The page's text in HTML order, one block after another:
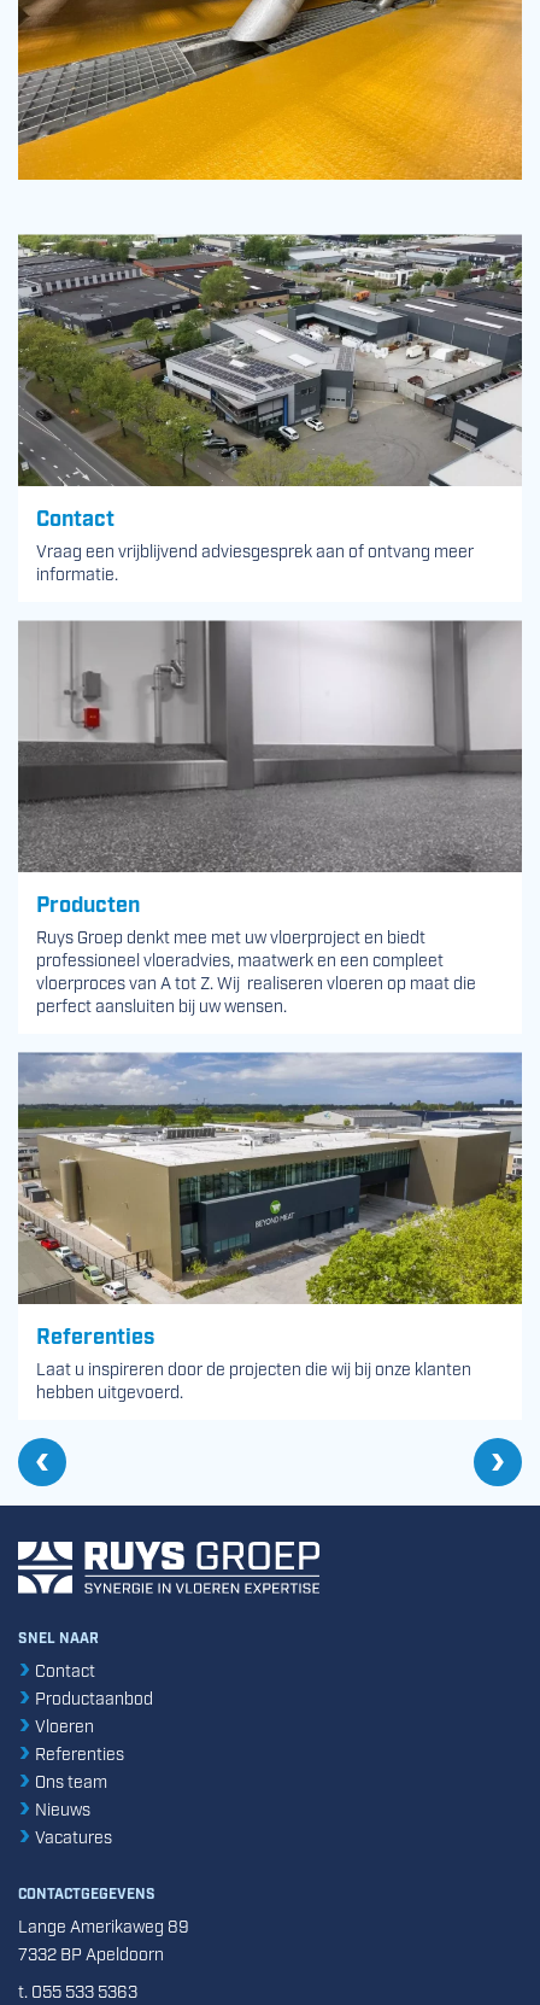
Contact
Vraag een vrijblijvend adviesgesprek aan of ontvang meer
informatie.
Producten
Ruys Groep denkt mee met uw vloerproject en biedt
professioneel vloeradvies, maatwerk en een compleet
vloerproces van A tot Z. Wij realiseren vloeren op maat die
perfect aansluiten bij uw wensen.
Referenties
Laat u inspireren door de projecten die wij bij onze klanten
hebben uitgevoerd.
SNEL NAAR
Contact
Productaanbod
Vloeren
Referenties
Ons team
Nieuws
Vacatures
CONTACTGEGEVENS
Lange Amerikaweg 89
7332 BP Apeldoorn
t. 055 533 5363